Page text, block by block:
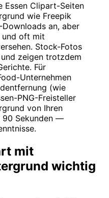
Essen Clipart-Seiten
wie Freepik
an, aber
und oft mit
Stock-Fotos
zeigen trotzdem
Für
Unternehmen
(wie
PNG-Freisteller
von Ihren
90 Sekunden —
mit
wichtig